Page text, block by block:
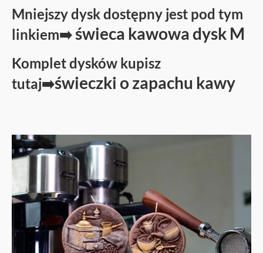
Mniejszy dysk dostępny jest pod tym
linkiem➡️świeca kawowa dysk M
Komplet dysków kupisz
tutaj➡️świeczki o zapachu kawy